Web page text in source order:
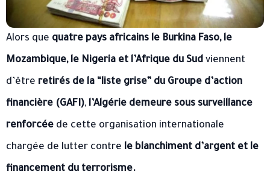
Alors que quatre pays africains le Burkina Faso, le
Mozambique, le Nigeria et l’Afrique du Sud viennent
d’être retirés de la “liste grise” du Groupe d’action
financière (GAFI), l’Algérie demeure sous surveillance
renforcée de cette organisation internationale
chargée de lutter contre le blanchiment d’argent et le
financement du terrorisme.